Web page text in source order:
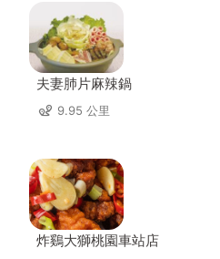
夫妻肺片麻辣鍋
9.95 公里
炸鷄大獅桃園車站店